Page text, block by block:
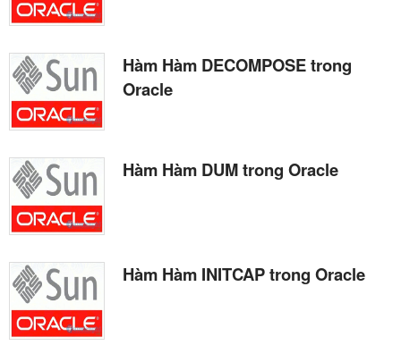
Hàm Hàm DECOMPOSE trong
Oracle
Hàm Hàm DUM trong Oracle
Hàm Hàm INITCAP trong Oracle